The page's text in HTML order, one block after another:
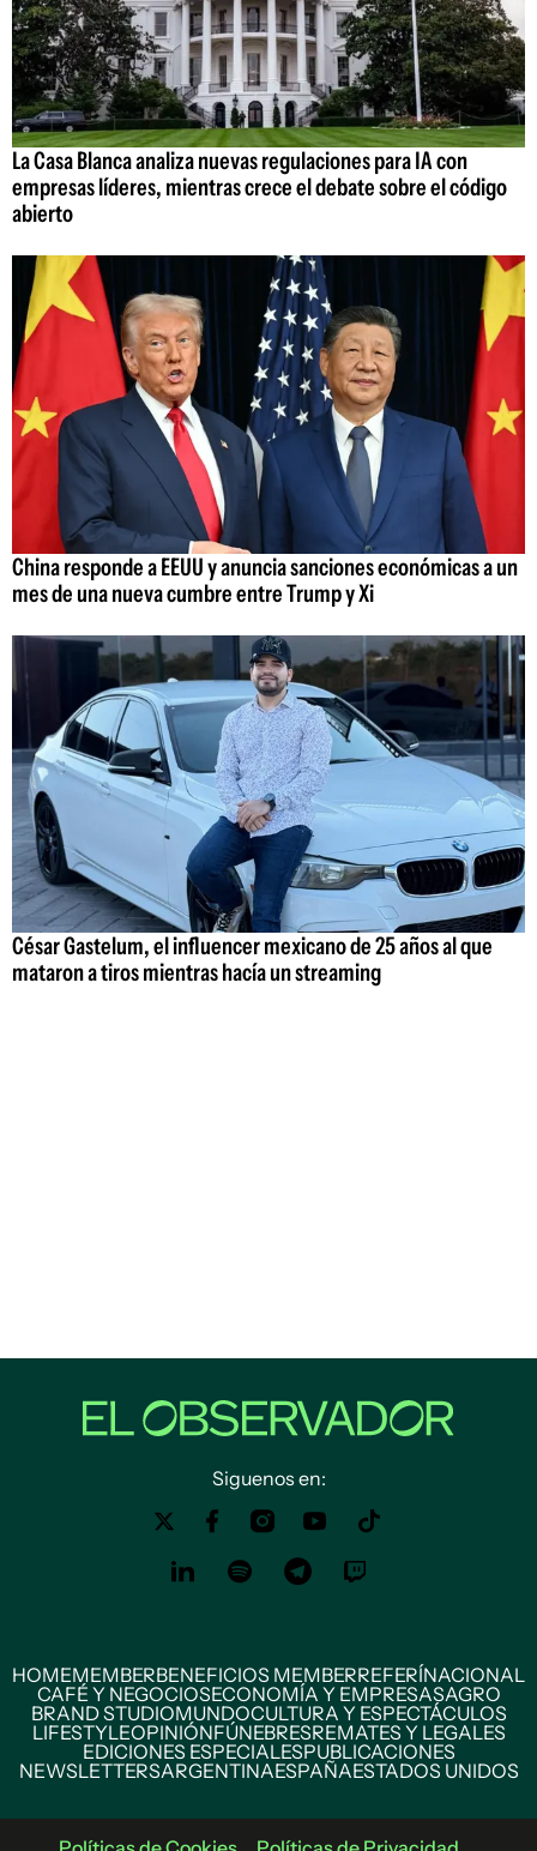
La Casa Blanca analiza nuevas regulaciones para IA con
empresas líderes, mientras crece el debate sobre el código
abierto
China responde a EEUU y anuncia sanciones económicas a un
mes de una nueva cumbre entre Trump y Xi
César Gastelum, el influencer mexicano de 25 años al que
mataron a tiros mientras hacía un streaming
Siguenos en:
HOMEMEMBERBENEFICIOS MEMBERREFERÍNACIONAL
CAFÉ Y NEGOCIOSECONOMÍA Y EMPRESASAGRO
BRAND STUDIOMUNDOCULTURA Y ESPECTÁCULOS
LIFESTYLEOPINIÓNFÚNEBRESREMATES Y LEGALES
EDICIONES ESPECIALESPUBLICACIONES
NEWSLETTERSARGENTINAESPAÑAESTADOS UNIDOS